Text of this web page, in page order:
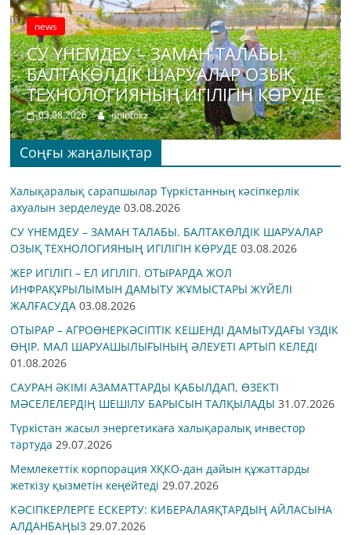
news
СУ ҮНЕМДЕУ – ЗАМАН ТАЛАБЫ.
БАЛТАКӨЛДІК ШАРУАЛАР ОЗЫҚ
ТЕХНОЛОГИЯНЫҢ ИГІЛІГІН КӨРУДЕ
03.08.2026 oninfokz
Соңғы жаңалықтар
Халықаралық сарапшылар Түркістанның кәсіпкерлік
ахуалын зерделеуде 03.08.2026
СУ ҮНЕМДЕУ – ЗАМАН ТАЛАБЫ. БАЛТАКӨЛДІК ШАРУАЛАР
ОЗЫҚ ТЕХНОЛОГИЯНЫҢ ИГІЛІГІН КӨРУДЕ 03.08.2026
ЖЕР ИГІЛІГІ – ЕЛ ИГІЛІГІ. ОТЫРАРДА ЖОЛ
ИНФРАҚҰРЫЛЫМЫН ДАМЫТУ ЖҰМЫСТАРЫ ЖҮЙЕЛІ
ЖАЛҒАСУДА 03.08.2026
ОТЫРАР – АГРОӨНЕРКӘСІПТІК КЕШЕНДІ ДАМЫТУДАҒЫ ҮЗДІК
ӨҢІР. МАЛ ШАРУАШЫЛЫҒЫНЫҢ ӘЛЕУЕТІ АРТЫП КЕЛЕДІ
01.08.2026
САУРАН ӘКІМІ АЗАМАТТАРДЫ ҚАБЫЛДАП, ӨЗЕКТІ
МӘСЕЛЕЛЕРДІҢ ШЕШІЛУ БАРЫСЫН ТАЛҚЫЛАДЫ 31.07.2026
Түркістан жасыл энергетикаға халықаралық инвестор
тартуда 29.07.2026
Мемлекеттік корпорация ХҚКО-дан дайын құжаттарды
жеткізу қызметін кеңейтеді 29.07.2026
КӘСІПКЕРЛЕРГЕ ЕСКЕРТУ: КИБЕРАЛАЯҚТАРДЫҢ АЙЛАСЫНА
АЛДАНБАҢЫЗ 29.07.2026